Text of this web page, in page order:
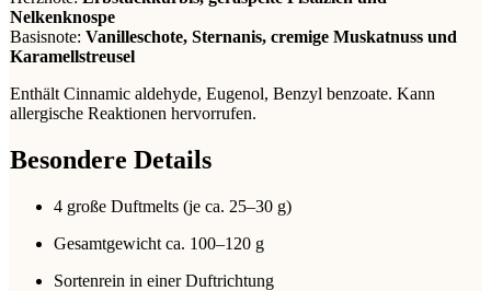
Nelkenknospe
Basisnote: Vanilleschote, Sternanis, cremige Muskatnuss und
Karamellstreusel
Enthält Cinnamic aldehyde, Eugenol, Benzyl benzoate. Kann
allergische Reaktionen hervorrufen.
Besondere Details
4 große Duftmelts (je ca. 25–30 g)
Gesamtgewicht ca. 100–120 g
Sortenrein in einer Duftrichtung